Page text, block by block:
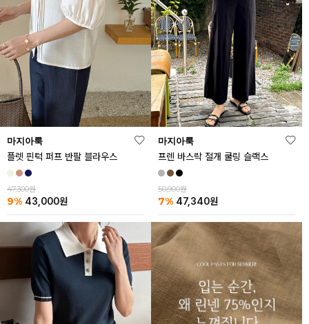
마지아룩
플렛 핀턱 퍼프 반팔 블라우스
47,300원
9% 43,000원
마지아룩
프렌 바스락 절개 쿨링 슬랙스
50,900원
7% 47,340원